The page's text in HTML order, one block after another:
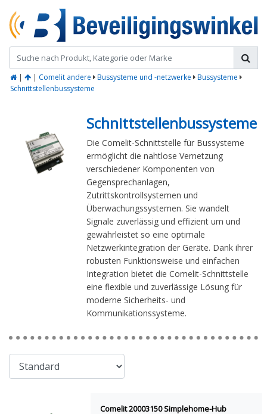
| | Comelit andere Bussysteme und -netzwerke
Bussysteme
Schnittstellenbussysteme
Schnittstellenbussysteme
Die Comelit-Schnittstelle für Bussysteme
ermöglicht die nahtlose Vernetzung
verschiedener Komponenten von
Gegensprechanlagen,
Zutrittskontrollsystemen und
Überwachungssystemen. Sie wandelt
Signale zuverlässig und effizient um und
gewährleistet so eine optimale
Netzwerkintegration der Geräte. Dank ihrer
robusten Funktionsweise und einfachen
Integration bietet die Comelit-Schnittstelle
eine flexible und zuverlässige Lösung für
moderne Sicherheits- und
Kommunikationssysteme.
Comelit 20003150 Simplehome-Hub